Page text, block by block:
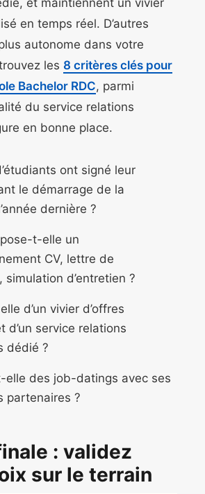
et maintiennent un vivier
en temps réel. D’autres
autonome dans votre
les 8 critères clés pour
Bachelor RDC, parmi
du service relations
en bonne place.
ont signé leur
le démarrage de la
dernière ?
t-elle un
CV, lettre de
simulation d’entretien ?
d’un vivier d’offres
d’un service relations
dédié ?
elle des job-datings avec ses
partenaires ?
: validez
sur le terrain